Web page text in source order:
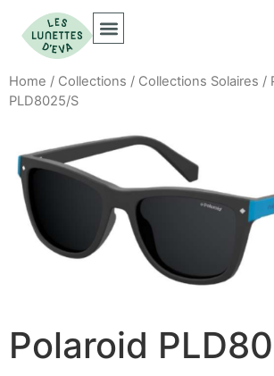
Home / Collections / Collections Solaires /
PLD8025/S
Polaroid